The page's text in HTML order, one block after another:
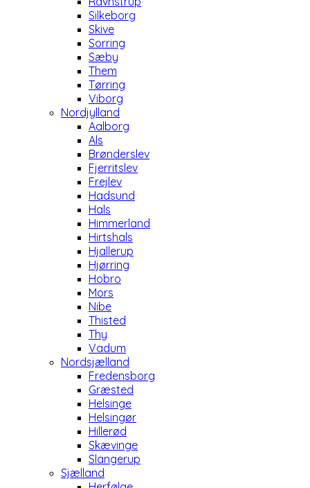
Silkeborg
Skive
Sorring
Sæby
Them
Tørring
Viborg
Nordjylland
Aalborg
Als
Brønderslev
Fjerritslev
Frejlev
Hadsund
Hals
Himmerland
Hirtshals
Hjallerup
Hjørring
Hobro
Mors
Nibe
Thisted
Thy
Vadum
Nordsjælland
Fredensborg
Græsted
Helsinge
Helsingør
Hillerød
Skævinge
Slangerup
Sjælland